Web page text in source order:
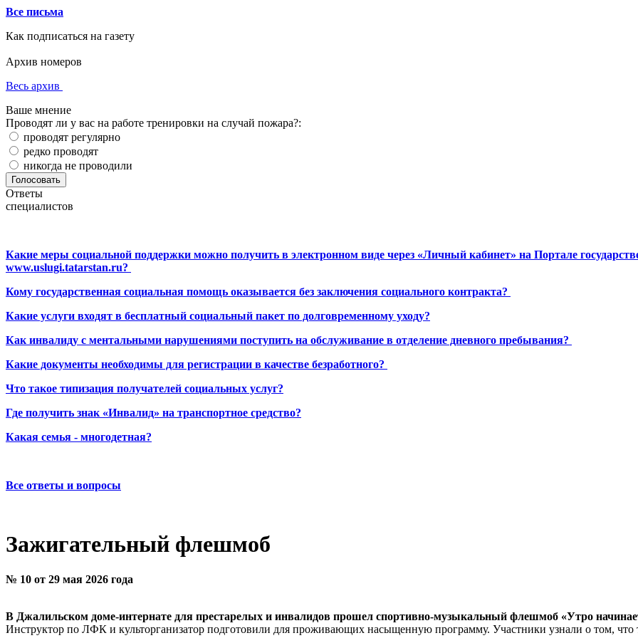
Все письма
Как подписаться на газету
Архив номеров
Весь архив
Ваше мнение
Проводят ли у вас на работе тренировки на случай пожара?:
проводят регулярно
редко проводят
никогда не проводили
Ответы
специалистов
Какие меры социальной поддержки можно получить в электронном виде через «Личный кабинет» на Портале
www.uslugi.tatarstan.ru?
Кому государственная социальная помощь оказывается без заключения социального контракта?
Какие услуги входят в бесплатный социальный пакет по долговременному уходу?
Как инвалиду с ментальными нарушениями поступить на обслуживание в отделение дневного пребывания?
Какие документы необходимы для регистрации в качестве безработного?
Что такое типизация получателей социальных услуг?
Где получить знак «Инвалид» на транспортное средство?
Какая семья - многодетная?
Все ответы и вопросы
Зажигательный флешмоб
№ 10 от 29 мая 2026 года
В Джалильском доме-интернате для престарелых и инвалидов прошел спортивно-музыкальный флешмоб «Утро
Инструктор по ЛФК и культорганизатор подготовили для проживающих насыщенную программу. Участники узнали о том, что